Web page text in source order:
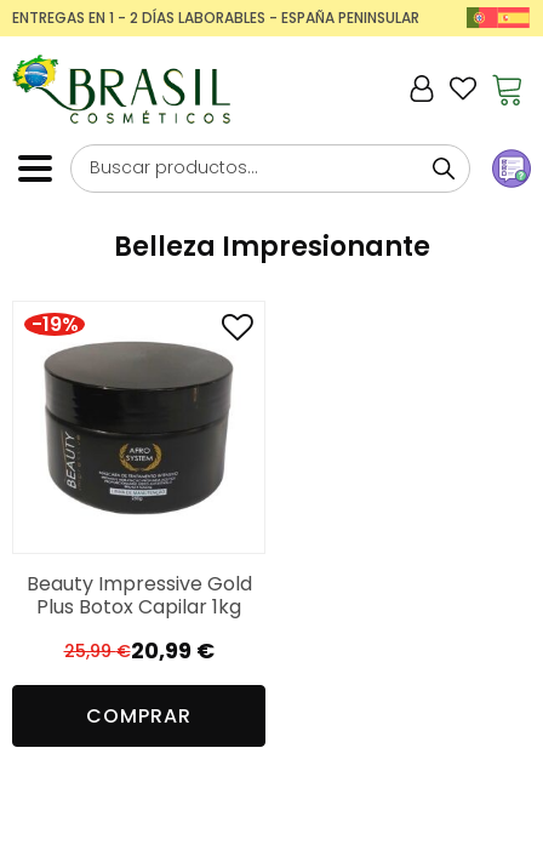
ENTREGAS EN 1 - 2 DÍAS LABORABLES - ESPAÑA PENINSULAR
Belleza Impresionante
-19%
Beauty Impressive Gold
Plus Botox Capilar 1kg
25,99€ El
precio
original
era:
20,99 €
El
precio
actual
es:
COMPRAR